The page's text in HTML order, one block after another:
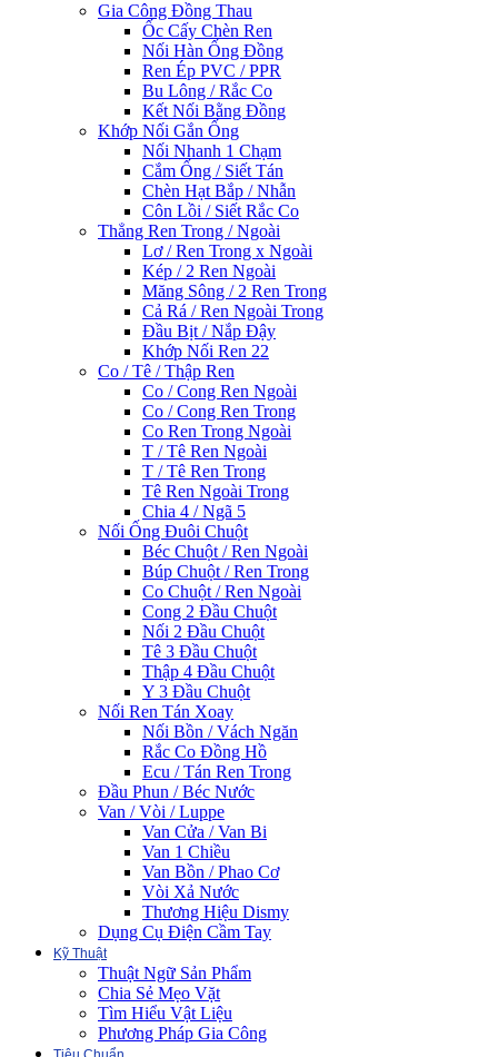
Gia Công Đồng Thau
Ốc Cấy Chèn Ren
Nối Hàn Ống Đồng
Ren Ép PVC / PPR
Bu Lông / Rắc Co
Kết Nối Bằng Đồng
Khớp Nối Gắn Ống
Nối Nhanh 1 Chạm
Cắm Ống / Siết Tán
Chèn Hạt Bắp / Nhẫn
Côn Lồi / Siết Rắc Co
Thẳng Ren Trong / Ngoài
Lơ / Ren Trong x Ngoài
Kép / 2 Ren Ngoài
Măng Sông / 2 Ren Trong
Cả Rá / Ren Ngoài Trong
Đầu Bịt / Nắp Đậy
Khớp Nối Ren 22
Co / Tê / Thập Ren
Co / Cong Ren Ngoài
Co / Cong Ren Trong
Co Ren Trong Ngoài
T / Tê Ren Ngoài
T / Tê Ren Trong
Tê Ren Ngoài Trong
Chia 4 / Ngã 5
Nối Ống Đuôi Chuột
Béc Chuột / Ren Ngoài
Búp Chuột / Ren Trong
Co Chuột / Ren Ngoài
Cong 2 Đầu Chuột
Nối 2 Đầu Chuột
Tê 3 Đầu Chuột
Thập 4 Đầu Chuột
Y 3 Đầu Chuột
Nối Ren Tán Xoay
Nối Bồn / Vách Ngăn
Rắc Co Đồng Hồ
Ecu / Tán Ren Trong
Đầu Phun / Béc Nước
Van / Vòi / Luppe
Van Cửa / Van Bi
Van 1 Chiều
Van Bồn / Phao Cơ
Vòi Xả Nước
Thương Hiệu Dismy
Dụng Cụ Điện Cầm Tay
Kỹ Thuật
Thuật Ngữ Sản Phẩm
Chia Sẻ Mẹo Vặt
Tìm Hiểu Vật Liệu
Phương Pháp Gia Công